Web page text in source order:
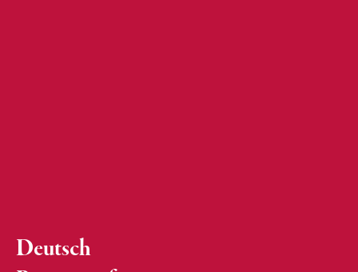
Deutsch